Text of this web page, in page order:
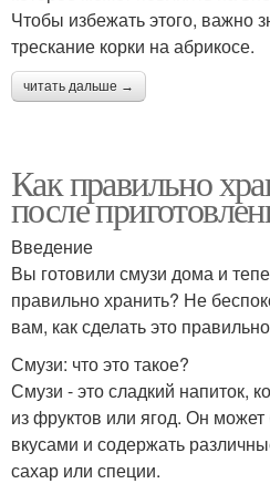
Чтобы избежать этого, важно
трескание корки на абрикосе.
читать дальше →
Как правильно
после
Введение
Вы готовили смузи дома и
правильно хранить? Не
вам, как сделать это
Смузи: что это такое?
Смузи - это сладкий напиток,
из фруктов или ягод. Он
вкусами и содержать
сахар или специи.